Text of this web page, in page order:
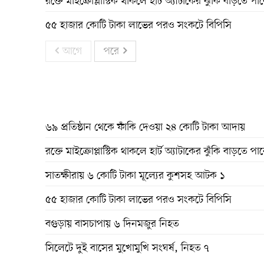
৫৫ হাজার কোটি টাকা লাভের পরও সংকটে বিপিসি
আগে
পরে
৬৯ প্রতিষ্ঠান থেকে ফাঁকি দেওয়া ২৪ কোটি টাকা আদায়
রক্তে মাইক্রোপ্লাস্টিক থাকলে হার্ট অ্যাটাকের ঝুঁকি বাড়তে
সাতক্ষীরায় ৬ কোটি টাকা মূল্যের কুশসহ আটক ১
৫৫ হাজার কোটি টাকা লাভের পরও সংকটে বিপিসি
বগুড়ায় বাসচাপায় ৬ দিনমজুর নিহত
সিলেটে দুই বাসের মুখোমুখি সংঘর্ষ, নিহত ৭